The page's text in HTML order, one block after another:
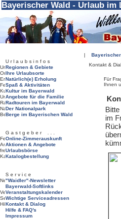
Bayerischer Wald - Urlaub
|
U r l a u b s i n f o s
Regionen & Gebiete
Ihre Urlaubsorte
Natürlich(e) Erholung
Spaß & Aktivitäten
Kultur im Bayerwald
Angebote für die Familie
Radtouren im Bayerwald
Der Nationalpark
Berge im Bayerischen Wald
G a s t g e b e r . . .
Online-Zimmerauskunft
Aktionen & Angebote
Urlaubsbörse
Katalogbestellung
S e r v i c e
"Waidler"-Newsletter
Bayerwald-Softlinks
Veranstaltungskalender
Wichtige Serviceadressen
Kontakt & Dialog
Hilfe & FAQ's
Impressum
Kontakt &
Für
Ihnen
im